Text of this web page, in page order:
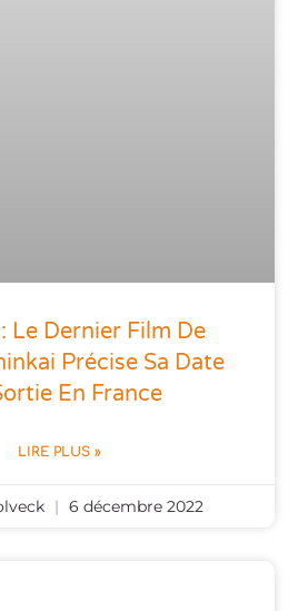
Le Dernier Film De
Précise Sa Date
En France
LIRE PLUS »
6 décembre 2022